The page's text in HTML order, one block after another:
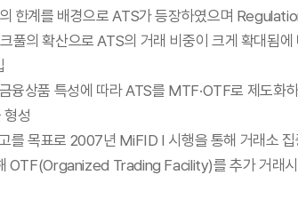
한계를 배경으로 ATS가 등장하였으며
풀의 확산으로 ATS의 거래 비중이 크게 확대
상품 특성에 따라 ATS를 MTF·OTF로 제도화
형성
고를 목표로 2007년 MiFID I 시행을 통해 거래
OTF(Organized Trading Facility)를 추가 거래